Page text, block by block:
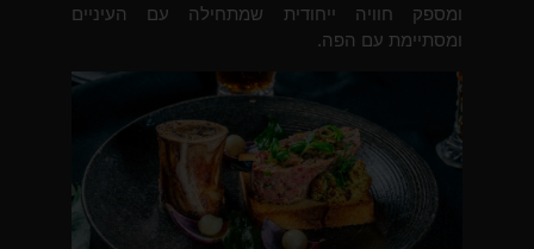
ומספק חוויה ייחודית שמתחילה עם העיניים
ומסתיימת עם הפה.